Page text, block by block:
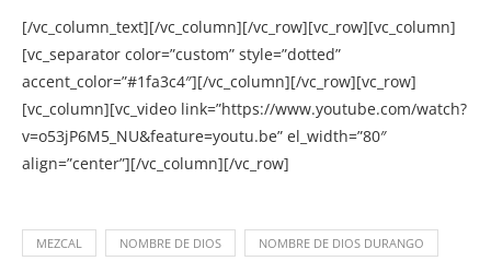
[/vc_column_text][/vc_column][/vc_row][vc_row][vc_column]
[vc_separator color=”custom” style=”dotted”
accent_color=”#1fa3c4″][/vc_column][/vc_row][vc_row]
[vc_column][vc_video link=”https://www.youtube.com/watch?
v=o53jP6M5_NU&feature=youtu.be” el_width=”80″
align=”center”][/vc_column][/vc_row]
MEZCAL NOMBRE DE DIOS NOMBRE DE DIOS DURANGO